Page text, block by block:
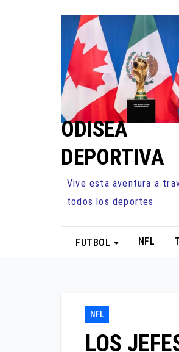
ODISEA
DEPORTIVA
Vive esta aventura a
todos los deportes
FUTBOL NFL
NFL
LOS